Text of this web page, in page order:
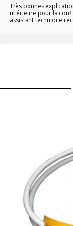
Très bonnes
ultérieure pour la
assistant technique